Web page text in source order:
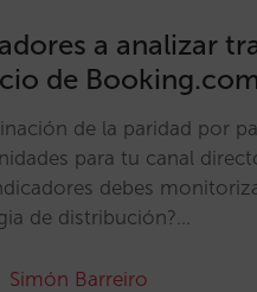
a analizar
de Booking.com
de la paridad por
para tu canal
debes
de distribución?…
Simón Barreiro